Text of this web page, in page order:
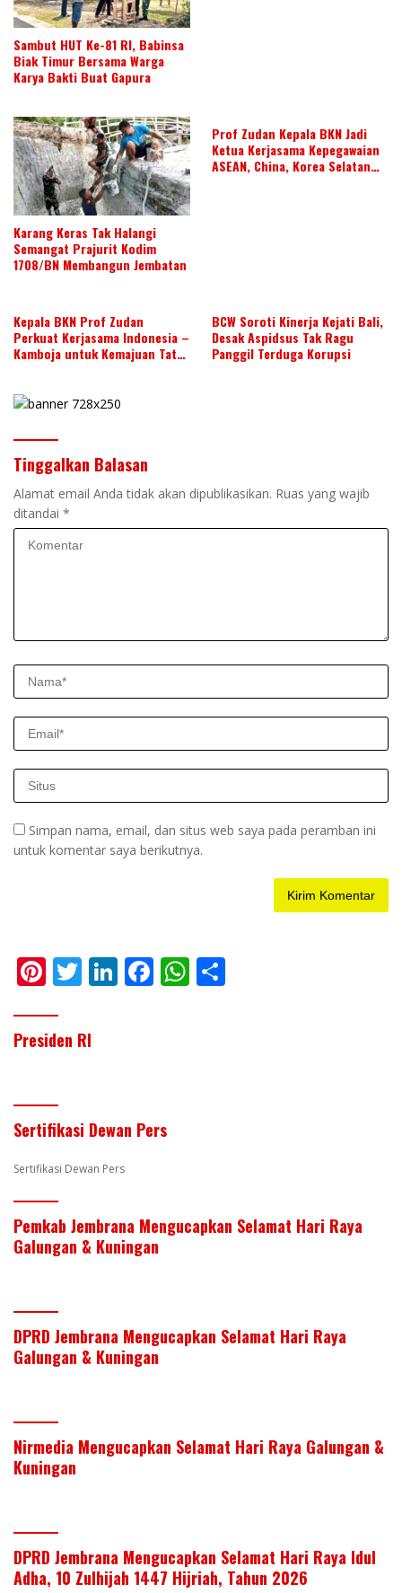
Sambut HUT Ke-81 RI, Babinsa
Biak Timur Bersama Warga
Karya Bakti Buat Gapura
Karang Keras Tak Halangi
Semangat Prajurit Kodim
1708/BN Membangun Jembatan
Prof Zudan Kepala BKN Jadi
Ketua Kerjasama Kepegawaian
ASEAN, China, Korea Selatan
Kepala BKN Prof Zudan
Perkuat Kerjasama Indonesia –
Kamboja untuk Kemajuan Tata
BCW Soroti Kinerja Kejati Bali,
Desak Aspidsus Tak Ragu
Panggil Terduga Korupsi
Tinggalkan Balasan
Alamat email Anda tidak akan dipublikasikan. Ruas yang wajib
ditandai *
Simpan nama, email, dan situs web saya pada peramban ini
untuk komentar saya berikutnya.
Pi
er
e
T
itt
er
Li F
k
W
Presiden RI
Sertifikasi Dewan Pers
Sertifikasi Dewan Pers
Pemkab Jembrana Mengucapkan Selamat Hari Raya
Galungan & Kuningan
DPRD Jembrana Mengucapkan Selamat Hari Raya
Galungan & Kuningan
Nirmedia Mengucapkan Selamat Hari Raya Galungan &
Kuningan
DPRD Jembrana Mengucapkan Selamat Hari Raya Idul
Adha, 10 Zulhijah 1447 Hijriah, Tahun 2026